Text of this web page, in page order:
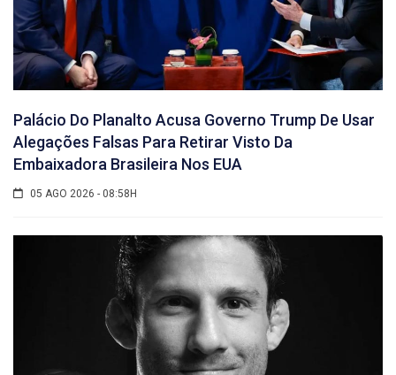
Palácio Do Planalto Acusa Governo Trump De Usar
Alegações Falsas Para Retirar Visto Da
Embaixadora Brasileira Nos EUA
05 AGO 2026 - 08:58H